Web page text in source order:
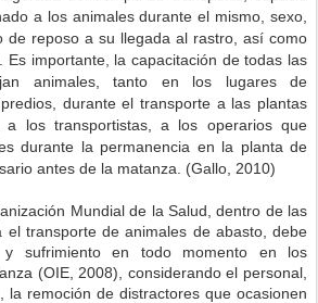
a los animales durante el mismo, sexo,
de reposo a su llegada al rastro, así como
Es importante, la capacitación de todas las
animales, tanto en los lugares de
durante el transporte a las plantas
los transportistas, a los operarios que
durante la permanencia en la planta de
antes de la matanza. (Gallo, 2010)
Mundial de la Salud, dentro de las
el transporte de animales de abasto, debe
y sufrimiento en todo momento en los
(OIE, 2008), considerando el personal,
la remoción de distractores que ocasionen